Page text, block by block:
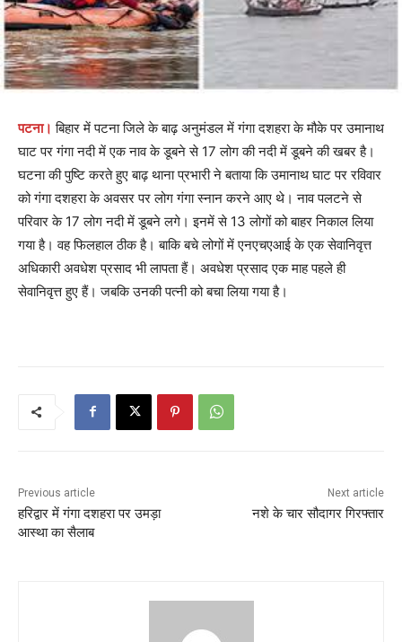
पटना। बिहार में पटना जिले के बाढ़ अनुमंडल में गंगा दशहरा के मौके पर उमानाथ
घाट पर गंगा नदी में एक नाव के डूबने से 17 लोग की नदी में डूबने की खबर है।
घटना की पुष्टि करते हुए बाढ़ थाना प्रभारी ने बताया कि उमानाथ घाट पर रविवार
को गंगा दशहरा के अवसर पर लोग गंगा स्नान करने आए थे। नाव पलटने से
परिवार के 17 लोग नदी में डूबने लगे। इनमें से 13 लोगों को बाहर निकाल लिया
गया है। वह फिलहाल ठीक है। बाकि बचे लोगों में एनएचएआई के एक सेवानिवृत्त
अधिकारी अवधेश प्रसाद भी लापता हैं। अवधेश प्रसाद एक माह पहले ही
सेवानिवृत्त हुए हैं। जबकि उनकी पत्नी को बचा लिया गया है।
Previous article
हरिद्वार में गंगा दशहरा पर उमड़ा
आस्था का सैलाब
Next article
नशे के चार सौदागर गिरफ्तार